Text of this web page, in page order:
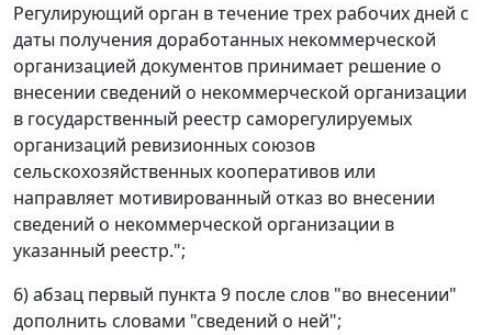
Регулирующий орган в течение трех рабочих дней с
даты получения доработанных некоммерческой
организацией документов принимает решение о
внесении сведений о некоммерческой организации
в государственный реестр саморегулируемых
организаций ревизионных союзов
сельскохозяйственных кооперативов или
направляет мотивированный отказ во внесении
сведений о некоммерческой организации в
указанный реестр.";
6) абзац первый пункта 9 после слов "во внесении"
дополнить словами "сведений о ней";